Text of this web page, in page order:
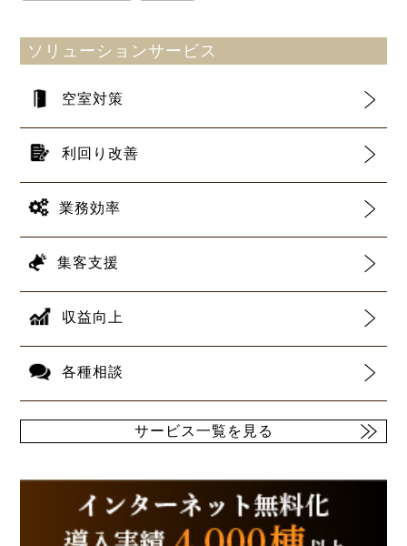
ソリューションサービス
空室対策
利回り改善
業務効率
集客支援
収益向上
各種相談
サービス一覧を見る